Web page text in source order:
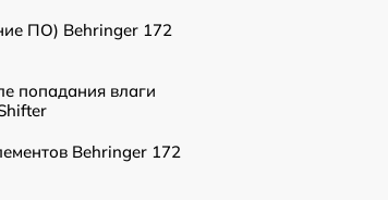
ПО) Behringer 172
попадания влаги
Behringer 172